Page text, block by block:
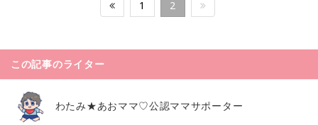
1 2
この記事のライター
わたみ★あおママ♡公認ママサポーター